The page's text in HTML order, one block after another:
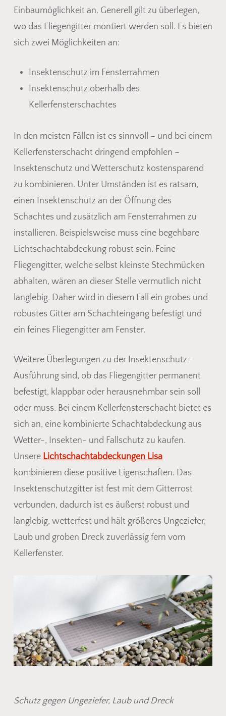
Einbaumöglichkeit an. Generell gilt zu überlegen,
wo das Fliegengitter montiert werden soll. Es bieten
sich zwei Möglichkeiten an:
Insektenschutz im Fensterrahmen
Insektenschutz oberhalb des
Kellerfensterschachtes
In den meisten Fällen ist es sinnvoll – und bei einem
Kellerfensterschacht dringend empfohlen –
Insektenschutz und Wetterschutz kostensparend
zu kombinieren. Unter Umständen ist es ratsam,
einen Insektenschutz an der Öffnung des
Schachtes und zusätzlich am Fensterrahmen zu
installieren. Beispielsweise muss eine begehbare
Lichtschachtabdeckung robust sein. Feine
Fliegengitter, welche selbst kleinste Stechmücken
abhalten, wären an dieser Stelle vermutlich nicht
langlebig. Daher wird in diesem Fall ein grobes und
robustes Gitter am Schachteingang befestigt und
ein feines Fliegengitter am Fenster.
Weitere Überlegungen zu der Insektenschutz-
Ausführung sind, ob das Fliegengitter permanent
befestigt, klappbar oder herausnehmbar sein soll
oder muss. Bei einem Kellerfensterschacht bietet es
sich an, eine kombinierte Schachtabdeckung aus
Wetter-, Insekten- und Fallschutz zu kaufen.
Unsere Lichtschachtabdeckungen Lisa
kombinieren diese positive Eigenschaften. Das
Insektenschutzgitter ist fest mit dem Gitterrost
verbunden, dadurch ist es äußerst robust und
langlebig, wetterfest und hält größeres Ungeziefer,
Laub und groben Dreck zuverlässig fern vom
Kellerfenster.
Schutz gegen Ungeziefer, Laub und Dreck